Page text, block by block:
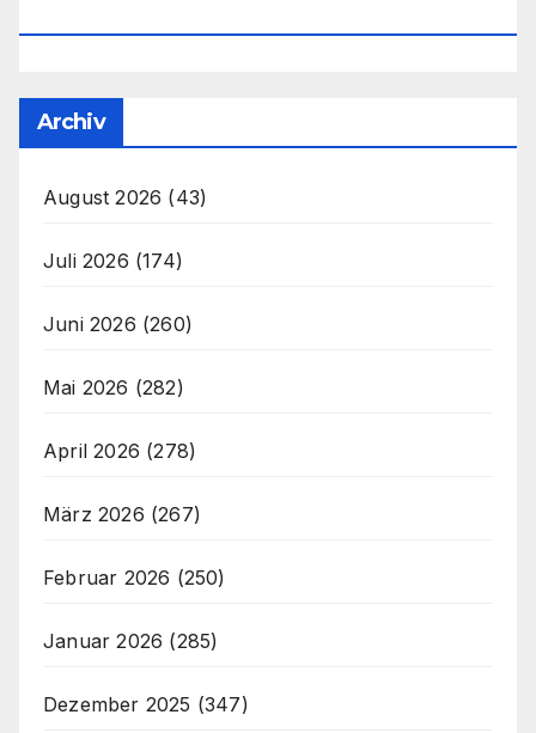
Archiv
August 2026 (43)
Juli 2026 (174)
Juni 2026 (260)
Mai 2026 (282)
April 2026 (278)
März 2026 (267)
Februar 2026 (250)
Januar 2026 (285)
Dezember 2025 (347)